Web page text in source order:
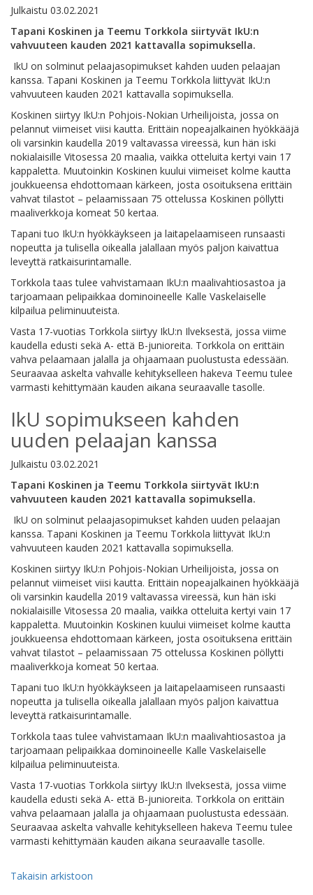
Julkaistu 03.02.2021
Tapani Koskinen ja Teemu Torkkola siirtyvät IkU:n
vahvuuteen kauden 2021 kattavalla sopimuksella.
IkU on solminut pelaajasopimukset kahden uuden pelaajan
kanssa. Tapani Koskinen ja Teemu Torkkola liittyvät IkU:n
vahvuuteen kauden 2021 kattavalla sopimuksella.
Koskinen siirtyy IkU:n Pohjois-Nokian Urheilijoista, jossa on
pelannut viimeiset viisi kautta. Erittäin nopeajalkainen hyökkääjä
oli varsinkin kaudella 2019 valtavassa vireessä, kun hän iski
nokialaisille Vitosessa 20 maalia, vaikka otteluita kertyi vain 17
kappaletta. Muutoinkin Koskinen kuului viimeiset kolme kautta
joukkueensa ehdottomaan kärkeen, josta osoituksena erittäin
vahvat tilastot – pelaamissaan 75 ottelussa Koskinen pöllytti
maaliverkkoja komeat 50 kertaa.
Tapani tuo IkU:n hyökkäykseen ja laitapelaamiseen runsaasti
nopeutta ja tulisella oikealla jalallaan myös paljon kaivattua
leveyttä ratkaisurintamalle.
Torkkola taas tulee vahvistamaan IkU:n maalivahtiosastoa ja
tarjoamaan pelipaikkaa dominoineelle Kalle Vaskelaiselle
kilpailua peliminuuteista.
Vasta 17-vuotias Torkkola siirtyy IkU:n Ilveksestä, jossa viime
kaudella edusti sekä A- että B-junioreita. Torkkola on erittäin
vahva pelaamaan jalalla ja ohjaamaan puolustusta edessään.
Seuraavaa askelta vahvalle kehitykselleen hakeva Teemu tulee
varmasti kehittymään kauden aikana seuraavalle tasolle.
IkU sopimukseen kahden
uuden pelaajan kanssa
Julkaistu 03.02.2021
Tapani Koskinen ja Teemu Torkkola siirtyvät IkU:n
vahvuuteen kauden 2021 kattavalla sopimuksella.
IkU on solminut pelaajasopimukset kahden uuden pelaajan
kanssa. Tapani Koskinen ja Teemu Torkkola liittyvät IkU:n
vahvuuteen kauden 2021 kattavalla sopimuksella.
Koskinen siirtyy IkU:n Pohjois-Nokian Urheilijoista, jossa on
pelannut viimeiset viisi kautta. Erittäin nopeajalkainen hyökkääjä
oli varsinkin kaudella 2019 valtavassa vireessä, kun hän iski
nokialaisille Vitosessa 20 maalia, vaikka otteluita kertyi vain 17
kappaletta. Muutoinkin Koskinen kuului viimeiset kolme kautta
joukkueensa ehdottomaan kärkeen, josta osoituksena erittäin
vahvat tilastot – pelaamissaan 75 ottelussa Koskinen pöllytti
maaliverkkoja komeat 50 kertaa.
Tapani tuo IkU:n hyökkäykseen ja laitapelaamiseen runsaasti
nopeutta ja tulisella oikealla jalallaan myös paljon kaivattua
leveyttä ratkaisurintamalle.
Torkkola taas tulee vahvistamaan IkU:n maalivahtiosastoa ja
tarjoamaan pelipaikkaa dominoineelle Kalle Vaskelaiselle
kilpailua peliminuuteista.
Vasta 17-vuotias Torkkola siirtyy IkU:n Ilveksestä, jossa viime
kaudella edusti sekä A- että B-junioreita. Torkkola on erittäin
vahva pelaamaan jalalla ja ohjaamaan puolustusta edessään.
Seuraavaa askelta vahvalle kehitykselleen hakeva Teemu tulee
varmasti kehittymään kauden aikana seuraavalle tasolle.
Takaisin arkistoon